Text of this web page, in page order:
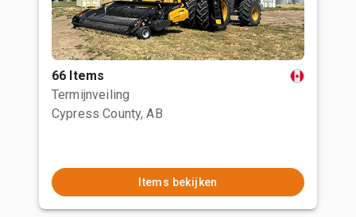
66 Items
Termijnveiling
Cypress County, AB
Items bekijken